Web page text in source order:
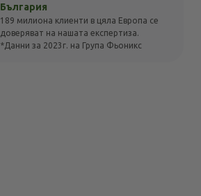
България
189 милиона клиенти в цяла Европа се
доверяват на нашата експертиза.
*Данни за 2023г. на Група Фьоникс